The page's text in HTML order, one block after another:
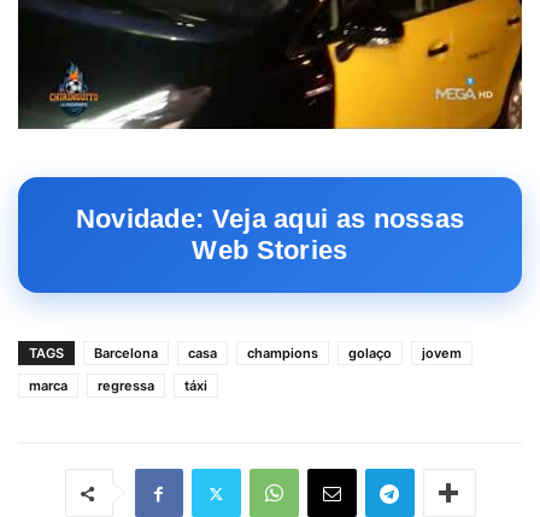
Novidade: Veja aqui as nossas
Web Stories
TAGS Barcelona casa champions golaço
jovem
marca
regressa táxi